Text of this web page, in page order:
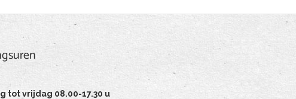
tot vrijdag 08.00-17.30 u